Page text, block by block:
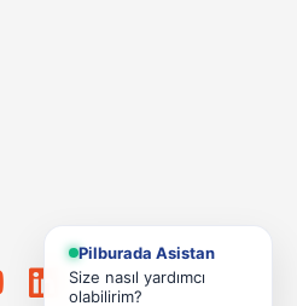
Pilburada Asistan
Size nasıl yardımcı
olabilirim?